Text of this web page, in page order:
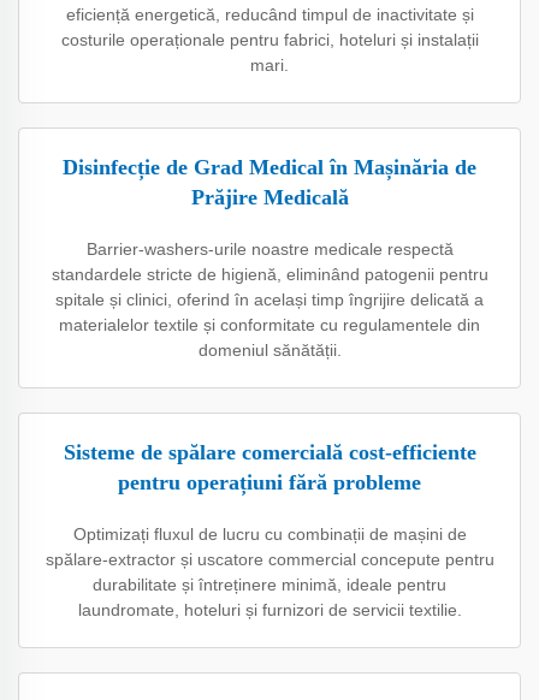
eficiență energetică, reducând timpul de inactivitate și
costurile operaționale pentru fabrici, hoteluri și instalații
mari.
Disinfecție de Grad Medical în Mașinăria de
Prăjire Medicală
Barrier-washers-urile noastre medicale respectă
standardele stricte de higienă, eliminând patogenii pentru
spitale și clinici, oferind în același timp îngrijire delicată a
materialelor textile și conformitate cu regulamentele din
domeniul sănătății.
Sisteme de spălare comercială cost-efficiente
pentru operațiuni fără probleme
Optimizați fluxul de lucru cu combinații de mașini de
spălare-extractor și uscatore commercial concepute pentru
durabilitate și întreținere minimă, ideale pentru
laundromate, hoteluri și furnizori de servicii textilie.